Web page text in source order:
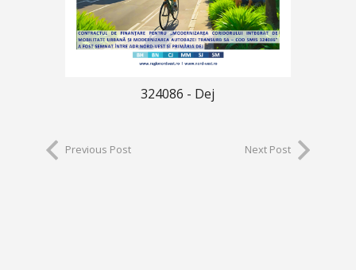
324086 - Dej
Previous Post Next Post